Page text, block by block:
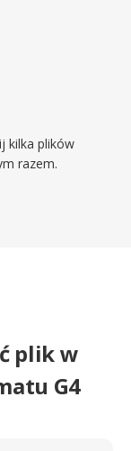
kilka plików
razem.
plik w
G4